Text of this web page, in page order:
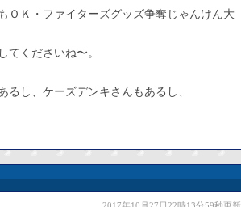
ＯＫ・ファイターズグッズ争奪じゃんけん大
てくださいね〜。
し、ケーズデンキさんもあるし、